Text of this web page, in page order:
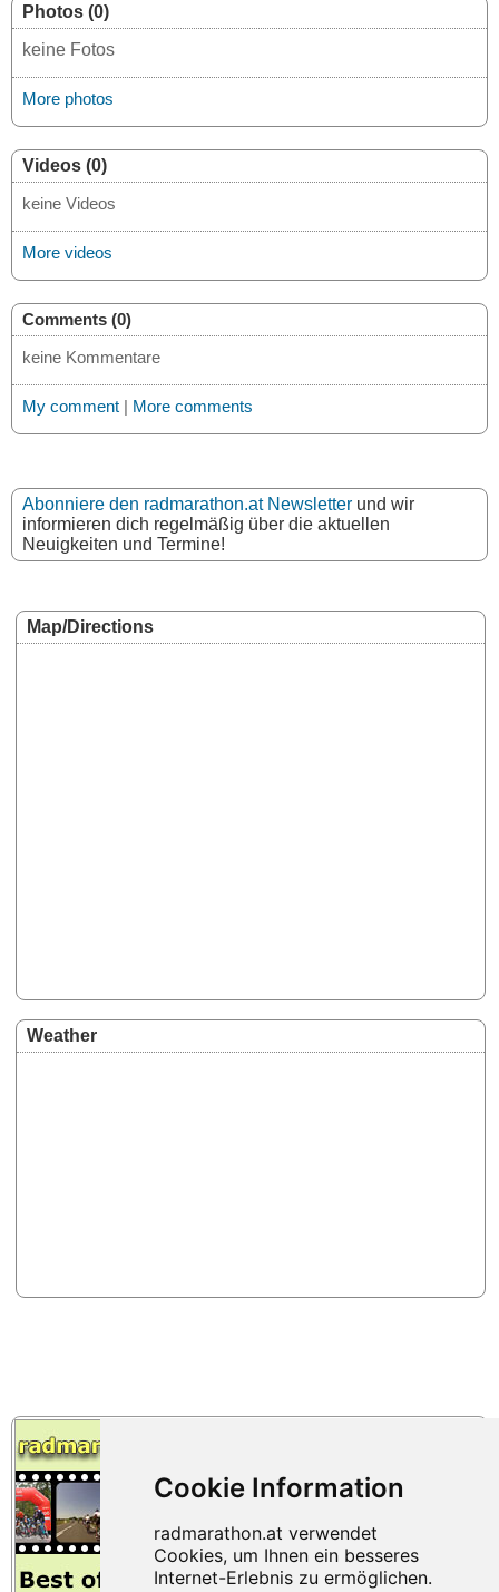
Map/Directions
Weather
Photos (0)
keine Fotos
More photos
Videos (0)
keine Videos
More videos
Comments (0)
keine Kommentare
My comment | More comments
Abonniere den radmarathon.at Newsletter und wir
informieren dich regelmäßig über die aktuellen
Neuigkeiten und Termine!